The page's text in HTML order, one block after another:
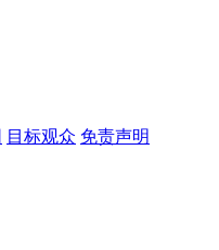
目标观众 免责声明